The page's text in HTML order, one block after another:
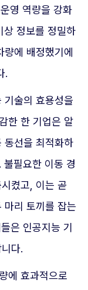
영 역량을 강화
상 정보를 정밀하
에 배정했기에
.
기술의 효용성을
한 한 기업은 알
동선을 최적화하
필요한 이동 경
켰고, 이는 곧
마리 토끼를 잡는
은 인공지능 기
다.
에 효과적으로